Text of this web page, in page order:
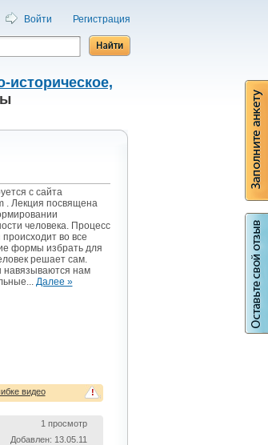
Войти Регистрация
историческое,
с сайта
. Лекция посвящена
человека. Процесс
во все
формы избрать для
решает сам.
навязываются нам
Далее »
!
видео
1 просмотр
Добавлен: 13.05.11